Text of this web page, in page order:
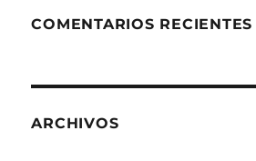
COMENTARIOS RECIENTES
ARCHIVOS